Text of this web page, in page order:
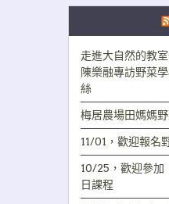
走進大自然的教
陳樂融專訪野菜
絲
梅居農場田媽媽
11/01，歡迎報名
10/25，歡迎參加
日課程